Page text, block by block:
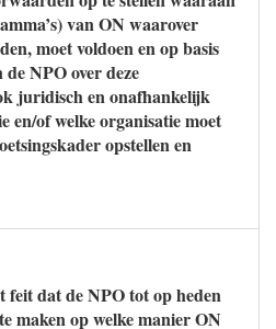
van ON waarover
moet voldoen en op basis
NPO over deze
juridisch en onafhankelijk
en/of welke organisatie moet
opstellen en
dat de NPO tot op heden
maken op welke manier ON